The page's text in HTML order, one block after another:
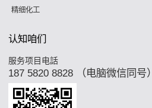
精细化工
认知咱们
服务项目电話
187 5820 8828 （电脑微信同号）